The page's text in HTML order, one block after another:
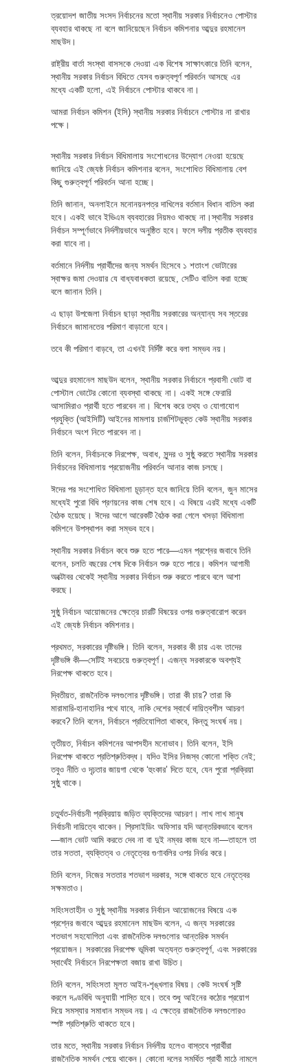
ত্রয়োদশ জাতীয় সংসদ নির্বাচনের মতো স্থানীয় সরকার নির্বাচনেও পোস্টার
ব্যবহার থাকছে না বলে জানিয়েছেন নির্বাচন কমিশনার আব্দুর রহমানেল
মাছউদ।
রাষ্ট্রীয় বার্তা সংস্থা বাসসকে দেওয়া এক বিশেষ সাক্ষাৎকারে তিনি বলেন,
স্থানীয় সরকার নির্বাচন বিধিতে যেসব গুরুত্বপূর্ণ পরিবর্তন আসছে এর
মধ্যে একটি হলো, এই নির্বাচনে পোস্টার থাকবে না।
আমরা নির্বাচন কমিশন (ইসি) স্থানীয় সরকার নির্বাচনে পোস্টার না রাখার
পক্ষে।
স্থানীয় সরকার নির্বাচন বিধিমালায় সংশোধনের উদ্যোগ নেওয়া হয়েছে
জানিয়ে এই জ্যেষ্ঠ নির্বাচন কমিশনার বলেন, সংশোধিত বিধিমালায় বেশ
কিছু গুরুত্বপূর্ণ পরিবর্তন আনা হচ্ছে।
তিনি জানান, অনলাইনে মনোনয়নপত্র দাখিলের বর্তমান বিধান বাতিল করা
হবে। একই ভাবে ইভিএম ব্যবহারের নিয়মও থাকছে না।স্থানীয় সরকার
নির্বাচন সম্পূর্ণভাবে নির্দলীয়ভাবে অনুষ্ঠিত হবে। ফলে দলীয় প্রতীক ব্যবহার
করা যাবে না।
বর্তমানে নির্দলীয় প্রার্থীদের জন্য সমর্থন হিসেবে ১ শতাংশ ভোটারের
স্বাক্ষর জমা দেওয়ার যে বাধ্যবাধকতা রয়েছে, সেটিও বাতিল করা হচ্ছে
বলে জানান তিনি।
এ ছাড়া উপজেলা নির্বাচন ছাড়া স্থানীয় সরকারের অন্যান্য সব স্তরের
নির্বাচনে জামানতের পরিমাণ বাড়ানো হবে।
তবে কী পরিমাণ বাড়বে, তা এখনই নির্দিষ্ট করে বলা সম্ভব নয়।
আব্দুর রহমানেল মাছউদ বলেন, স্থানীয় সরকার নির্বাচনে প্রবাসী ভোট বা
পোস্টাল ভোটের কোনো ব্যবস্থা থাকছে না। একই সঙ্গে ফেরারি
আসামিরাও প্রার্থী হতে পারবেন না। বিশেষ করে তথ্য ও যোগাযোগ
প্রযুক্তি (আইসিটি) আইনের মামলায় চার্জশিটভুক্ত কেউ স্থানীয় সরকার
নির্বাচনে অংশ নিতে পারবেন না।
তিনি বলেন, নির্বাচনকে নিরপেক্ষ, অবাধ, সুন্দর ও সুষ্ঠু করতে স্থানীয় সরকার
নির্বাচনের বিধিমালায় প্রয়োজনীয় পরিবর্তন আনার কাজ চলছে।
ঈদের পর সংশোধিত বিধিমালা চূড়ান্ত হবে জানিয়ে তিনি বলেন, জুন মাসের
মধ্যেই পুরো বিধি প্রণয়নের কাজ শেষ হবে। এ বিষয়ে এরই মধ্যে একটি
বৈঠক হয়েছে। ঈদের আগে আরেকটি বৈঠক করা গেলে খসড়া বিধিমালা
কমিশনে উপস্থাপন করা সম্ভব হবে।
স্থানীয় সরকার নির্বাচন কবে শুরু হতে পারে—এমন প্রশ্নের জবাবে তিনি
বলেন, চলতি বছরের শেষ দিকে নির্বাচন শুরু হতে পারে। কমিশন আগামী
অক্টোবর থেকেই স্থানীয় সরকার নির্বাচন শুরু করতে পারবে বলে আশা
করছে।
সুষ্ঠু নির্বাচন আয়োজনের ক্ষেত্রে চারটি বিষয়ের ওপর গুরুত্বারোপ করেন
এই জ্যেষ্ঠ নির্বাচন কমিশনার।
প্রথমত, সরকারের দৃষ্টিভঙ্গি। তিনি বলেন, সরকার কী চায় এবং তাদের
দৃষ্টিভঙ্গি কী—সেটিই সবচেয়ে গুরুত্বপূর্ণ। এজন্য সরকারকে অবশ্যই
নিরপেক্ষ থাকতে হবে।
দ্বিতীয়ত, রাজনৈতিক দলগুলোর দৃষ্টিভঙ্গি। তারা কী চায়? তারা কি
মারামারি-হানাহানির পথে যাবে, নাকি দেশের স্বার্থে দায়িত্বশীল আচরণ
করবে? তিনি বলেন, নির্বাচনে প্রতিযোগিতা থাকবে, কিন্তু সংঘর্ষ নয়।
তৃতীয়ত, নির্বাচন কমিশনের আপসহীন মনোভাব। তিনি বলেন, ইসি
নিরপেক্ষ থাকতে প্রতিশ্রুতিবদ্ধ। যদিও ইসির নিজস্ব কোনো শক্তি নেই;
তবুও নীতি ও দৃঢ়তার জায়গা থেকে ‘হুংকার’ দিতে হবে, যেন পুরো প্রক্রিয়া
সুষ্ঠু থাকে।
চতুর্থত-নির্বাচনী প্রক্রিয়ায় জড়িত ব্যক্তিদের আচরণ। লাখ লাখ মানুষ
নির্বাচনী দায়িত্বে থাকেন। প্রিসাইডিং অফিসার যদি আন্তরিকভাবে বলেন
—জাল ভোট আমি করতে দেব না বা দুই নম্বর কাজ হবে না—তাহলে তা
তার সততা, ব্যক্তিত্ব ও নেতৃত্বের গুণাবলির ওপর নির্ভর করে।
তিনি বলেন, নিজের সততার শতভাগ দরকার, সঙ্গে থাকতে হবে নেতৃত্বের
সক্ষমতাও।
সহিংসতাহীন ও সুষ্ঠু স্থানীয় সরকার নির্বাচন আয়োজনের বিষয়ে এক
প্রশ্নের জবাবে আব্দুর রহমানেল মাছউদ বলেন, এ জন্য সরকারের
শতভাগ সহযোগিতা এবং রাজনৈতিক দলগুলোর আন্তরিক সমর্থন
প্রয়োজন। সরকারের নিরপেক্ষ ভূমিকা অত্যন্ত গুরুত্বপূর্ণ, এবং সরকারের
স্বার্থেই নির্বাচনে নিরপেক্ষতা বজায় রাখা উচিত।
তিনি বলেন, সহিংসতা মূলত আইন-শৃঙ্খলার বিষয়। কেউ সংঘর্ষ সৃষ্টি
করলে দণ্ডবিধি অনুযায়ী শাস্তি হবে। তবে শুধু আইনের কঠোর প্রয়োগ
দিয়ে সমস্যার সমাধান সম্ভব নয়। এ ক্ষেত্রে রাজনৈতিক দলগুলোরও
স্পষ্ট প্রতিশ্রুতি থাকতে হবে।
তার মতে, স্থানীয় সরকার নির্বাচন নির্দলীয় হলেও বাস্তবে প্রার্থীরা
রাজনৈতিক সমর্থন পেয়ে থাকেন। কোনো দলের সমর্থিত প্রার্থী মাঠে নামলে